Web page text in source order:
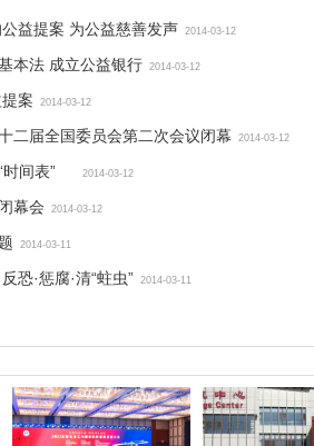
益提案 为公益慈善发声 2014-03-12
本法 成立公益银行 2014-03-12
案 2014-03-12
二届全国委员会第二次会议闭幕 2014-03-12
时间表” 2014-03-12
幕会 2014-03-12
2014-03-11
恐·惩腐·清“蛀虫” 2014-03-11